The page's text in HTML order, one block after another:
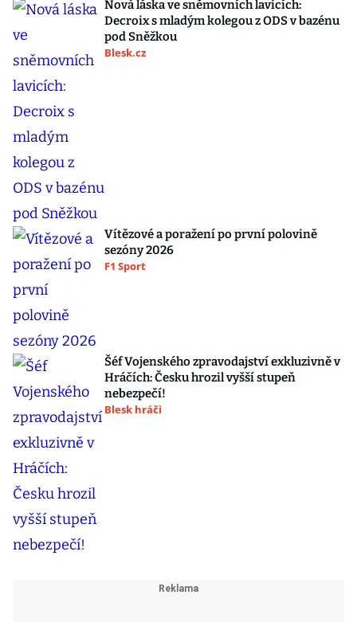
Nová láska ve sněmovních lavicích:
Decroix s mladým kolegou z ODS v bazénu
pod Sněžkou
Blesk.cz
Vítězové a poražení po první polovině
sezóny 2026
F1 Sport
Šéf Vojenského zpravodajství exkluzivně v
Hráčích: Česku hrozil vyšší stupeň
nebezpečí!
Blesk hráči